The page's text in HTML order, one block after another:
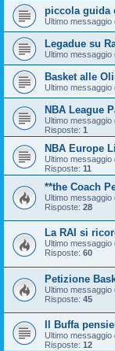
piccola guida
Ultimo messaggio
Legadue su
Ultimo messaggio
Basket alle
Ultimo messaggio
NBA League
Ultimo messaggio
Risposte: 1
NBA Europe
Ultimo messaggio
Risposte: 11
**the Coach
Ultimo messaggio
Risposte: 28
La RAI si
Ultimo messaggio
Risposte: 60
Petizione
Ultimo messaggio
Risposte: 45
Il Buffa
Ultimo messaggio
Risposte: 12